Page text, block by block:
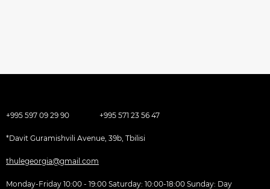
+995 597 09 29 90 +995 571 23 56 47
*Davit Guramishvili Avenue, 39b, Tbilisi
thulegeorgia@gmail.com
Monday-Friday 10:00 - 19:00 Saturday: 10:00-18:00 Sunday: Day